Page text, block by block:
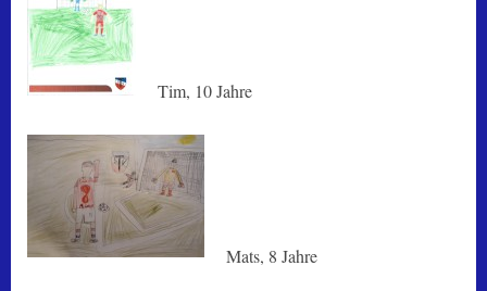
Tim, 10 Jahre
Mats, 8 Jahre